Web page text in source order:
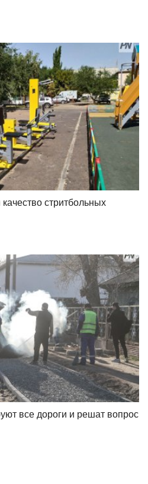
стритбольных
все дороги и решат вопрос